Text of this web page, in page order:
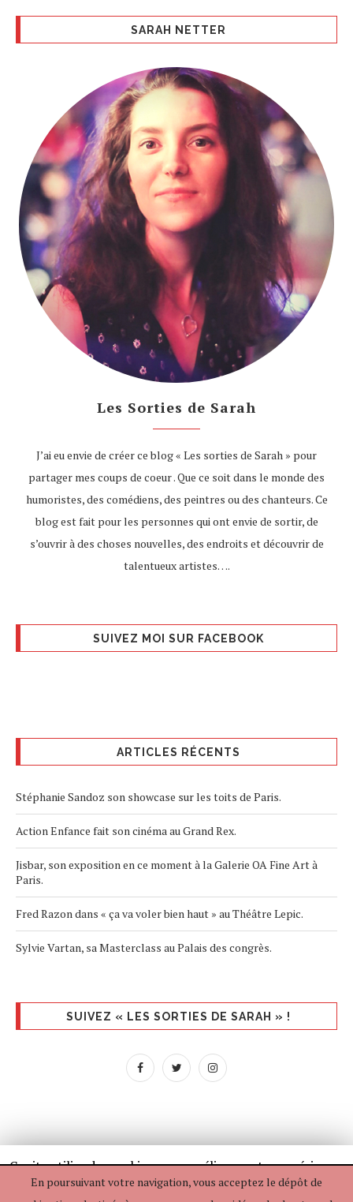
SARAH NETTER
Les Sorties de Sarah
J’ai eu envie de créer ce blog « Les sorties de Sarah » pour
partager mes coups de coeur . Que ce soit dans le monde des
humoristes, des comédiens, des peintres ou des chanteurs. Ce
blog est fait pour les personnes qui ont envie de sortir, de
s’ouvrir à des choses nouvelles, des endroits et découvrir de
talentueux artistes….
SUIVEZ MOI SUR FACEBOOK
ARTICLES RÉCENTS
Stéphanie Sandoz son showcase sur les toits de Paris.
Action Enfance fait son cinéma au Grand Rex.
Jisbar, son exposition en ce moment à la Galerie OA Fine Art à
Paris.
Fred Razon dans « ça va voler bien haut » au Théâtre Lepic.
Sylvie Vartan, sa Masterclass au Palais des congrès.
SUIVEZ « LES SORTIES DE SARAH » !
En poursuivant votre navigation, vous acceptez le dépôt de
Ce site utilise des cookies pour améliorer votre expérience.
Si vous continuez à utiliser ce dernier, nous considérerons